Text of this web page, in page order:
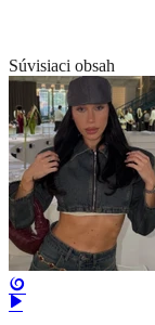
Súvisiaci obsah